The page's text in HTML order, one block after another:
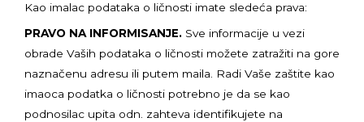
Kao imalac podataka o ličnosti imate sledeća prava:
PRAVO NA INFORMISANJE. Sve informacije u vezi
obrade Vaših podataka o ličnosti možete zatražiti na gore
naznačenu adresu ili putem maila. Radi Vaše zaštite kao
imaoca podatka o ličnosti potrebno je da se kao
podnosilac upita odn. zahteva identifikujete na